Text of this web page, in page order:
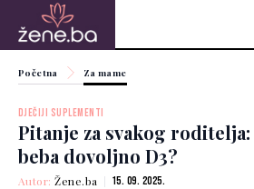
Početna Za mame
DJEČIJI SUPLEMENTI
Pitanje za svakog roditelja:
beba dovoljno D3?
Autor:Žene.ba 15. 09. 2025.